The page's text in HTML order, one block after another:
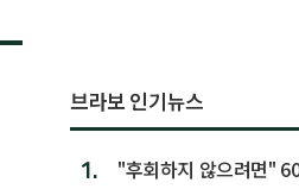
브라보 인기뉴스
1.
"후회하지 않으려면"